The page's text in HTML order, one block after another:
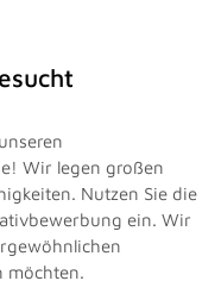
Wir legen großen
Nutzen Sie die
ein. Wir
möchten.